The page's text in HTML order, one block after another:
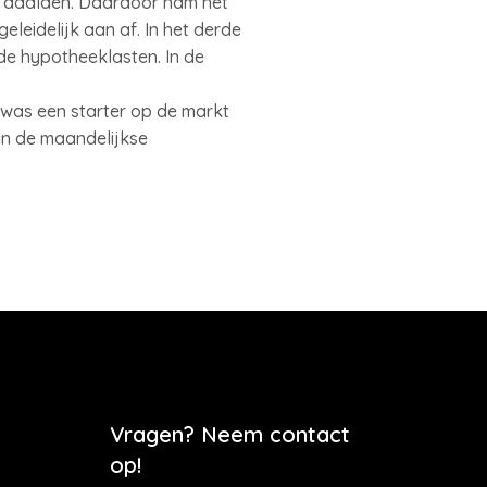
aan af. In het derde
hypotheeklasten. In de
een starter op de markt
de maandelijkse
Vragen? Neem contact
op!